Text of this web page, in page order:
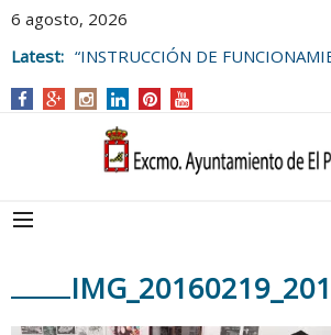
6 agosto, 2026
Latest: “INSTRUCCIÓN DE
AYUNTAMIENTO DE EL